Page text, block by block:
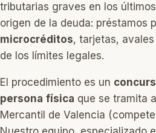
tributarias graves en los
origen de la deuda: préstamos
microcréditos, tarjetas,
de los límites legales.
El procedimiento es un
persona física que se tramita
Mercantil de Valencia